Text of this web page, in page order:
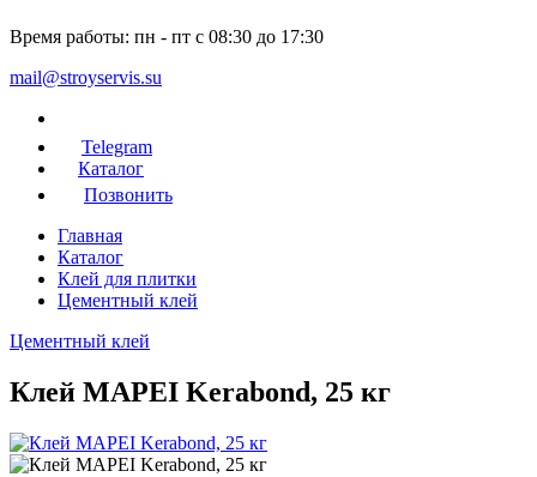
Время работы: пн - пт с 08:30 до 17:30
mail@stroyservis.su
Telegram
Каталог
Позвонить
Главная
Каталог
Клей для плитки
Цементный клей
Цементный клей
Клей MAPEI Kerabond, 25 кг